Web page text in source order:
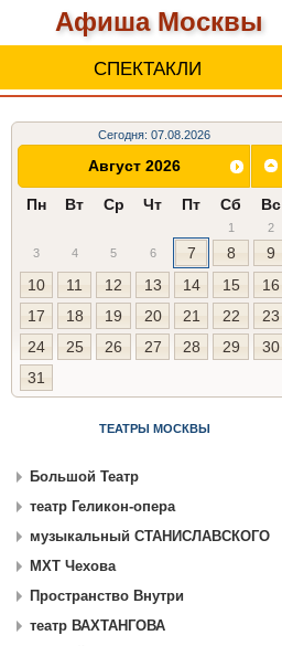
Афиша Москвы
СПЕКТАКЛИ
Сегодня: 07.08.2026
Август 2026
Пн Вт Ср Чт Пт Сб Вс
1
2
3
4 5 6 7 8
9
10
11 12 13 14 15
16
17
18 19 20 21 22
23
24
25 26 27 28 29
30
31
ТЕАТРЫ МОСКВЫ
Большой Театр
театр Геликон-опера
музыкальный СТАНИСЛАВСКОГО
МХТ Чехова
Пространство Внутри
театр ВАХТАНГОВА